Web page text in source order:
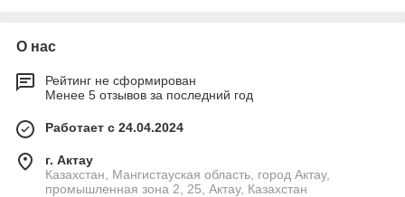
О нас
Рейтинг не сформирован
Менее 5 отзывов за последний год
Работает с 24.04.2024
г. Актау
Казахстан, Мангистауская область, город Актау,
промышленная зона 2, 25, Актау, Казахстан